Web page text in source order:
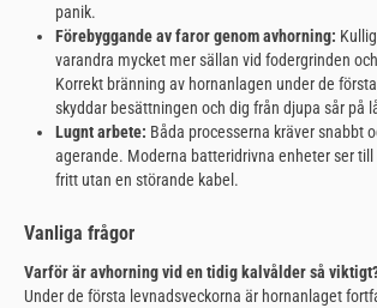
panik.
Förebyggande av faror genom avhorning:
varandra mycket mer sällan vid fodergrinden
Korrekt bränning av hornanlagen under de
skyddar besättningen och dig från djupa sår på
Lugnt arbete: Båda processerna kräver snabbt
agerande. Moderna batteridrivna enheter ser till
fritt utan en störande kabel.
Vanliga frågor
Varför är avhorning vid en tidig kalvålder så
Under de första levnadsveckorna är hornanlaget